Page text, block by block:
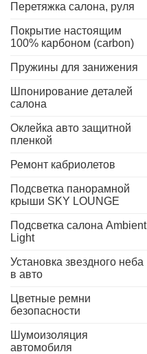
Перетяжка салона, руля
Покрытие настоящим
100% карбоном (carbon)
Пружины для занижения
Шпонирование деталей
салона
Оклейка авто защитной
пленкой
Ремонт кабриолетов
Подсветка панорамной
крыши SKY LOUNGE
Подсветка салона Ambient
Light
Установка звездного неба
в авто
Цветные ремни
безопасности
Шумоизоляция
автомобиля